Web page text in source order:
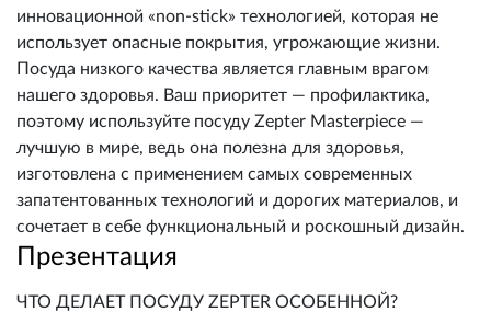
инновационной «non-stick» технологией, которая не
использует опасные покрытия, угрожающие жизни.
Посудa низкого качества является главным врагом
нашего здоровья. Ваш приоритет — профилактика,
поэтому используйте посуду Zepter Masterpiece —
лучшую в мире, ведь она полезна для здоровья,
изготовлена с применением самых современных
запатентованных технологий и дорогих материалов, и
сочетает в себе функциональный и роскошный дизайн.
Презентация
ЧТО ДЕЛАЕТ ПОСУДУ ZEPTER ОСОБЕННОЙ?